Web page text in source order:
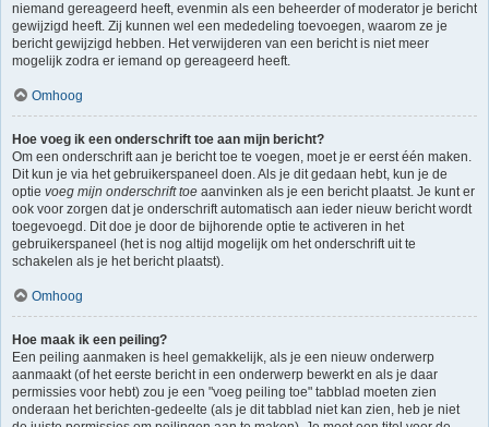
niemand gereageerd heeft, evenmin als een beheerder of moderator je bericht
gewijzigd heeft. Zij kunnen wel een mededeling toevoegen, waarom ze je
bericht gewijzigd hebben. Het verwijderen van een bericht is niet meer
mogelijk zodra er iemand op gereageerd heeft.
Omhoog
Hoe voeg ik een onderschrift toe aan mijn bericht?
Om een onderschrift aan je bericht toe te voegen, moet je er eerst één maken.
Dit kun je via het gebruikerspaneel doen. Als je dit gedaan hebt, kun je de
optie voeg mijn onderschrift toe aanvinken als je een bericht plaatst. Je kunt er
ook voor zorgen dat je onderschrift automatisch aan ieder nieuw bericht wordt
toegevoegd. Dit doe je door de bijhorende optie te activeren in het
gebruikerspaneel (het is nog altijd mogelijk om het onderschrift uit te
schakelen als je het bericht plaatst).
Omhoog
Hoe maak ik een peiling?
Een peiling aanmaken is heel gemakkelijk, als je een nieuw onderwerp
aanmaakt (of het eerste bericht in een onderwerp bewerkt en als je daar
permissies voor hebt) zou je een "voeg peiling toe" tabblad moeten zien
onderaan het berichten-gedeelte (als je dit tabblad niet kan zien, heb je niet